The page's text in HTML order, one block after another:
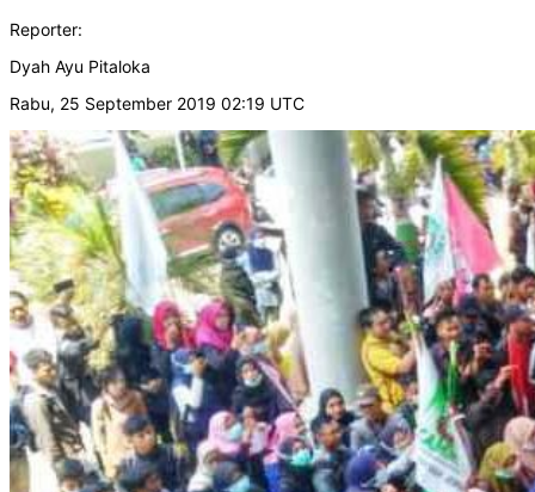
Reporter:
Dyah Ayu Pitaloka
Rabu, 25 September 2019 02:19 UTC